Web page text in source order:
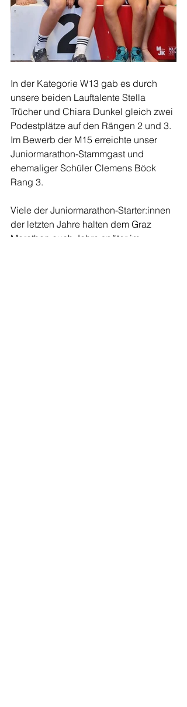
In der Kategorie W13 gab es durch
unsere beiden Lauftalente Stella
Trücher und Chiara Dunkel gleich zwei
Podestplätze auf den Rängen 2 und 3.
Im Bewerb der M15 erreichte unser
Juniormarathon-Stammgast und
ehemaliger Schüler Clemens Böck
Rang 3.
Viele der Juniormarathon-Starter:innen
der letzten Jahre halten dem Graz
Marathon auch Jahre später im